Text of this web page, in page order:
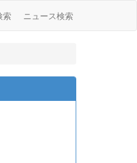
索 ニュース検索